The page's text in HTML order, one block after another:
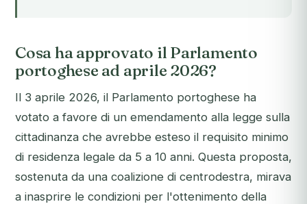
Cosa ha approvato il Parlamento
portoghese ad aprile 2026?
Il 3 aprile 2026, il Parlamento portoghese ha
votato a favore di un emendamento alla legge sulla
cittadinanza che avrebbe esteso il requisito minimo
di residenza legale da 5 a 10 anni. Questa proposta,
sostenuta da una coalizione di centrodestra, mirava
a inasprire le condizioni per l'ottenimento della